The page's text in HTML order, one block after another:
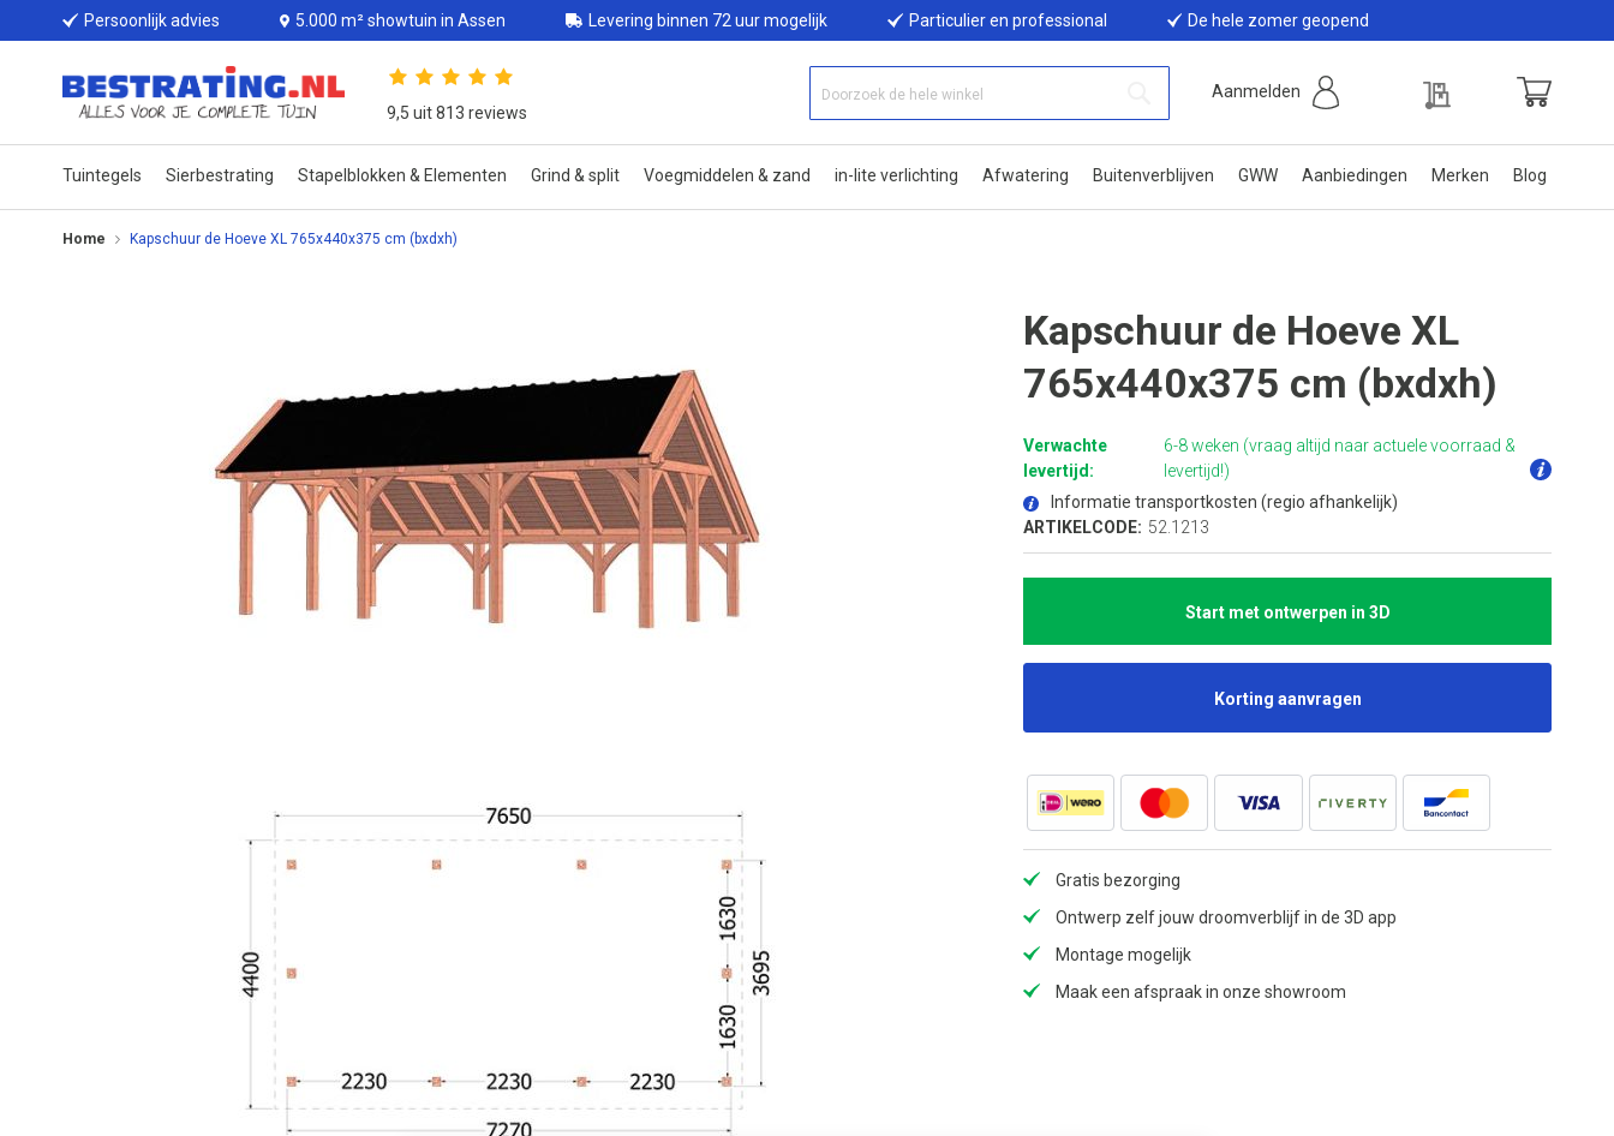
Persoonlijk advies 5.000 m² showtuin in Assen Levering binnen 72 uur mogelijk Particulier en professional De hele zomer geopend
9,5 uit 813 reviews
Aanmelden
Tuintegels Sierbestrating Stapelblokken & Elementen Grind & split Voegmiddelen & zand in-lite verlichting Afwatering Buitenverblijven GWW Aanbiedingen Merken Blog
Home Kapschuur de Hoeve XL 765x440x375 cm (bxdxh)
Kapschuur de Hoeve XL
765x440x375 cm (bxdxh)
Verwachte
levertijd:
6-8 weken (vraag altijd naar actuele voorraad &
levertijd!)
Informatie transportkosten (regio afhankelijk)
ARTIKELCODE: 52.1213
Start met ontwerpen in 3D
Korting aanvragen
Gratis bezorging
Ontwerp zelf jouw droomverblijf in de 3D app
Montage mogelijk
Maak een afspraak in onze showroom